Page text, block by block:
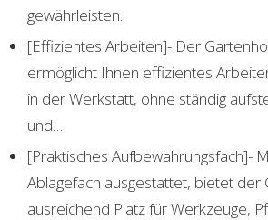
gewährleisten.
[Effizientes Arbeiten]- Der
ermöglicht Ihnen effizientes
in der Werkstatt, ohne ständig
und…
[Praktisches Aufbewahrungsfach]-
Ablagefach ausgestattet, bietet der
ausreichend Platz für Werkzeuge,